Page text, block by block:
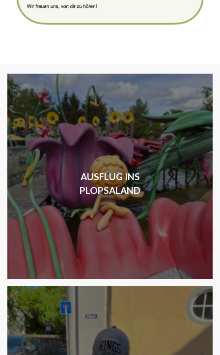
AUSFLUG INS
PLOPSALAND